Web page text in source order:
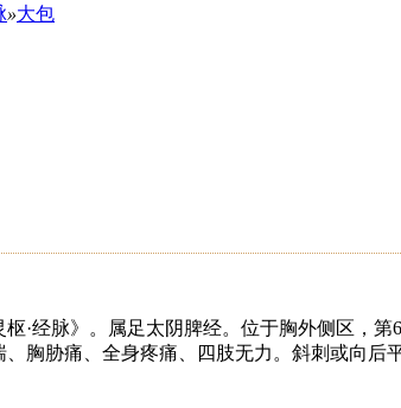
»大包
·经脉》。属足太阴脾经。位于胸外侧区，
胸胁痛、全身疼痛、四肢无力。斜刺或向后平